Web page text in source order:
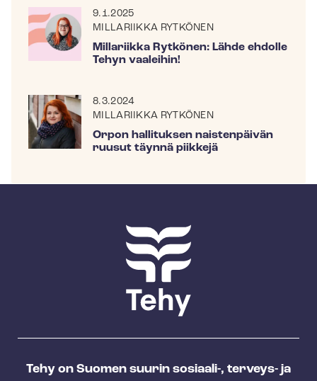
9.1.2025
MILLARIIKKA RYTKÖNEN
Millariikka Rytkönen: Lähde ehdolle
Tehyn vaaleihin!
8.3.2024
MILLARIIKKA RYTKÖNEN
Orpon hallituksen naistenpäivän
ruusut täynnä piikkejä
Tehy on Suomen suurin sosiaali-, terveys- ja